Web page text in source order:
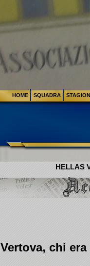
HELLAS
Vertova, chi
HOME SQUADRA